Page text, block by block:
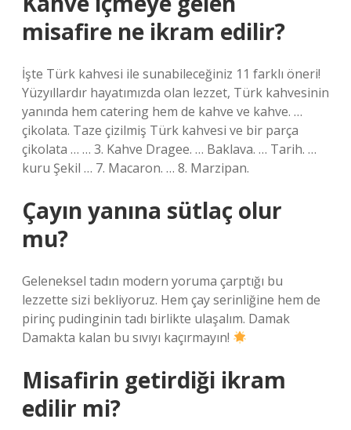
misafire ne ikram edilir?
İşte Türk kahvesi ile sunabileceğiniz 11 farklı öneri!
Yüzyıllardır hayatımızda olan lezzet, Türk kahvesinin
yanında hem catering hem de kahve ve kahve. …
çikolata. Taze çizilmiş Türk kahvesi ve bir parça
çikolata … … 3. Kahve Dragee. … Baklava. … Tarih. …
kuru Şekil … 7. Macaron. … 8. Marzipan.
Çayın yanına sütlaç olur
mu?
Geleneksel tadın modern yoruma çarptığı bu
lezzette sizi bekliyoruz. Hem çay serinliğine hem de
pirinç pudinginin tadı birlikte ulaşalım. Damak
Damakta kalan bu sıvıyı kaçırmayın!
Misafirin getirdiği ikram
edilir mi?